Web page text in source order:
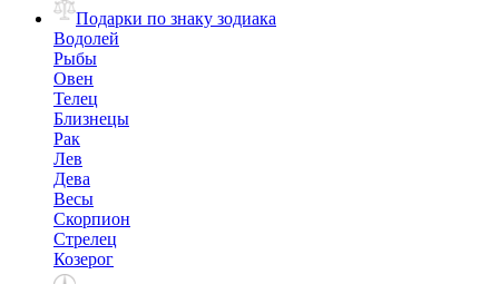
Подарки по знаку зодиака
Водолей
Рыбы
Овен
Телец
Близнецы
Рак
Лев
Дева
Весы
Скорпион
Стрелец
Козерог